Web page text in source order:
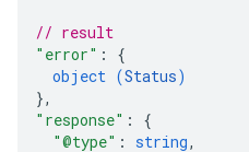
// result
"error" : {
object (Status)
},
"response" : {
"@type" : string,